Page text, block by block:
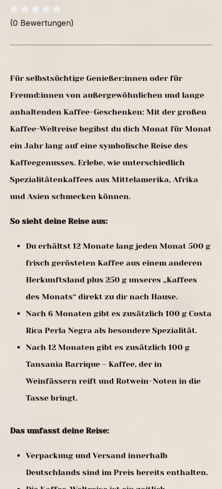
(0 Bewertungen)
Für selbstsüchtige Genießer:innen oder für
Freund:innen von außergewöhnlichen und lange
anhaltenden Kaffee-Geschenken: Mit der großen
Kaffee-Weltreise begibst du dich Monat für Monat
ein Jahr lang auf eine symbolische Reise des
Kaffeegenusses. Erlebe, wie unterschiedlich
Spezialitätenkaffees aus Mittelamerika, Afrika
und Asien schmecken können.
So sieht deine Reise aus:
Du erhältst 12 Monate lang jeden Monat 500 g
frisch gerösteten Kaffee aus einem anderen
Herkunftsland plus 250 g unseres „Kaffees
des Monats“ direkt zu dir nach Hause.
Nach 6 Monaten gibt es zusätzlich 100 g Costa
Rica Perla Negra als besondere Spezialität.
Nach 12 Monaten gibt es zusätzlich 100 g
Tansania Barrique – Kaffee, der in
Weinfässern reift und Rotwein-Noten in die
Tasse bringt.
Das umfasst deine Reise:
Verpackung und Versand innerhalb
Deutschlands sind im Preis bereits enthalten.